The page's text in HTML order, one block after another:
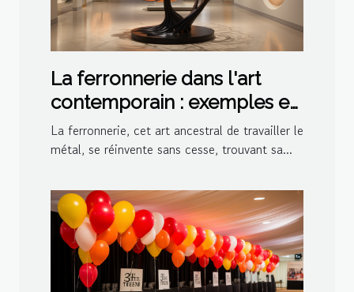
La ferronnerie dans l'art
contemporain : exemples et
inspirations
La ferronnerie, cet art ancestral de travailler le
métal, se réinvente sans cesse, trouvant sa...